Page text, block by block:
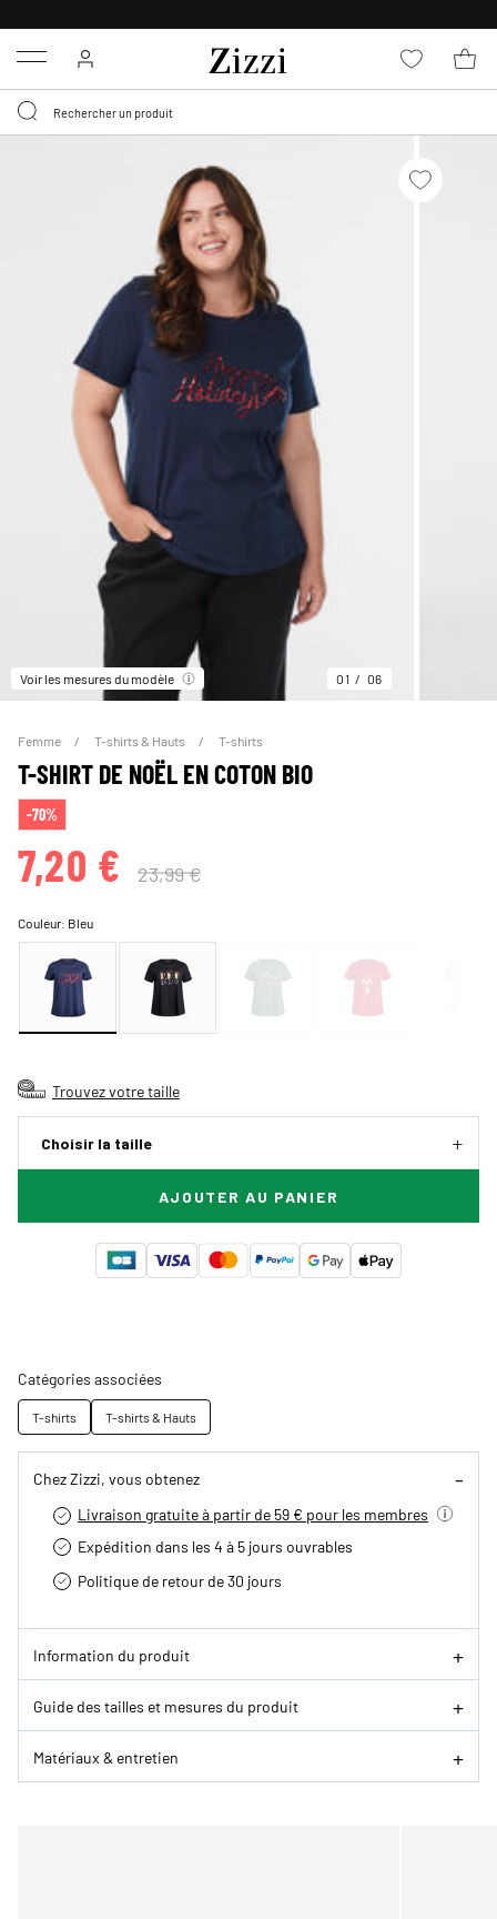
Menu
Voir les mesures du modèle 01 06
Femme T-shirts & Hauts T-shirts
T-SHIRT DE NOËL EN COTON BIO
-70%
7,20 € 23,99 €
Couleur: Bleu
Trouvez votre taille
Choisir la taille
AJOUTER AU PANIER
Catégories associées
T-shirts T-shirts & Hauts
Chez Zizzi, vous obtenez
Livraison gratuite à partir de 59 € pour les membres
Expédition dans les 4 à 5 jours ouvrables
Politique de retour de 30 jours
Information du produit
Guide des tailles et mesures du produit
Matériaux & entretien